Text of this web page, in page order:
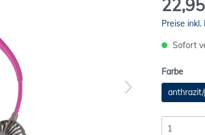
Preise
Sofort
Farbe